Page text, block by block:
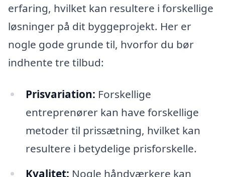
erfaring, hvilket kan resultere i forskellige
løsninger på dit byggeprojekt. Her er
nogle gode grunde til, hvorfor du bør
indhente tre tilbud:
Prisvariation: Forskellige
entreprenører kan have forskellige
metoder til prissætning, hvilket kan
resultere i betydelige prisforskelle.
Kvalitet: Nogle håndværkere kan